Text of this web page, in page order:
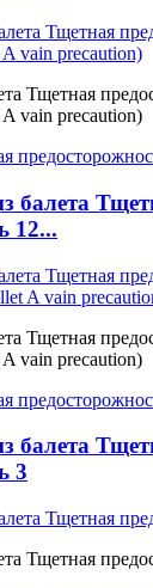
Тщетная
vain precaution)
балета
12...
Тщетная
vain precaution)
балета
3
Тщетная